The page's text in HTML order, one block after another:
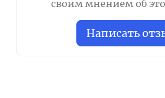
своим мнением об
Написать